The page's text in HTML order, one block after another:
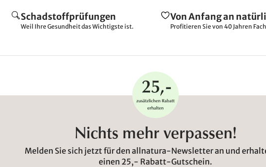
Schadstoffprüfungen
Weil Ihre Gesundheit das Wichtigste ist.
Von Anfang an
Profitieren Sie von 40 Jahren
Nichts mehr verpassen!
Melden Sie sich jetzt für den allnatura-Newsletter an und
einen 25,- Rabatt-Gutschein.